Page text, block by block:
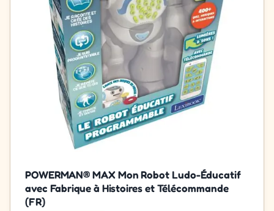
POWERMAN® MAX Mon Robot Ludo-Éducatif
avec Fabrique à Histoires et Télécommande
(FR)